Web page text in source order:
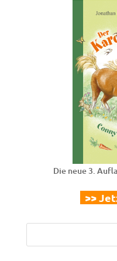
Die neue 3.
>>